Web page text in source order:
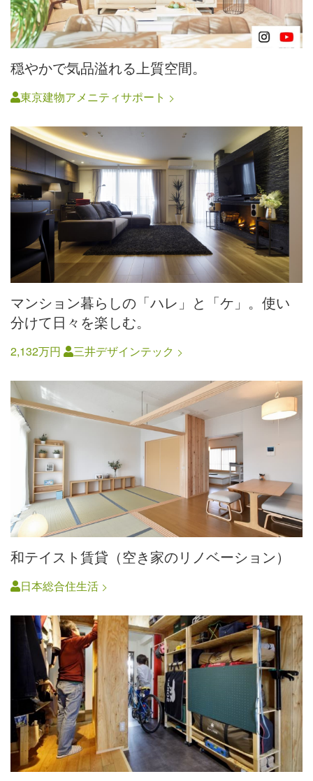
穏やかで気品溢れる上質空間。
東京建物アメニティサポート
マンション暮らしの「ハレ」と「ケ」。使い
分けて日々を楽しむ。
2,132万円 三井デザインテック
和テイスト賃貸（空き家のリノベーション）
日本総合住生活